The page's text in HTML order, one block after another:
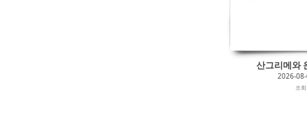
산그리메와
2026-
조